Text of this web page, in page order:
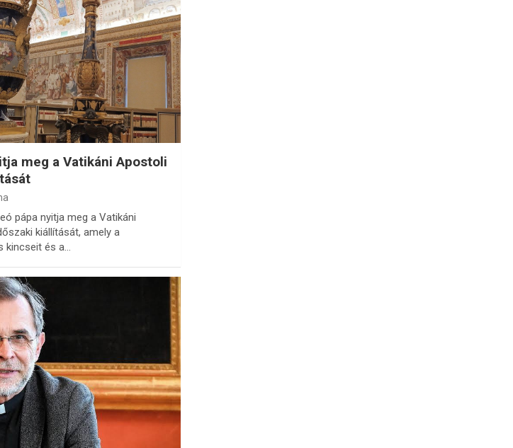
meg a Vatikáni Apostoli
pápa nyitja meg a Vatikáni
kiállítását, amely a
kincseit és a…